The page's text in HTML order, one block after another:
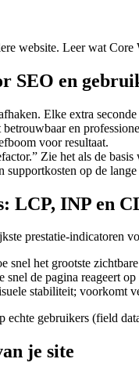
website. Leer wat
SEO en
Elke extra
en
voor resultaat.
Zie het als de
supportkosten op de
LCP, INP en
prestatie-indicatoren
snel het grootste
snel de pagina reageert
stabiliteit; voorkomt
echte gebruikers (field
je site